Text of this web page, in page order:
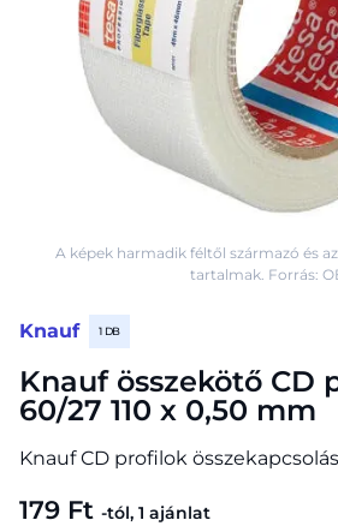
Knauf 1 DB
Knauf összekötő CD
60/27 110 x 0,50 mm
Knauf CD profilok
179 Ft -tól, 1 ajánlat
A képek harmadik féltől származó és
tartalmak. Forrás: